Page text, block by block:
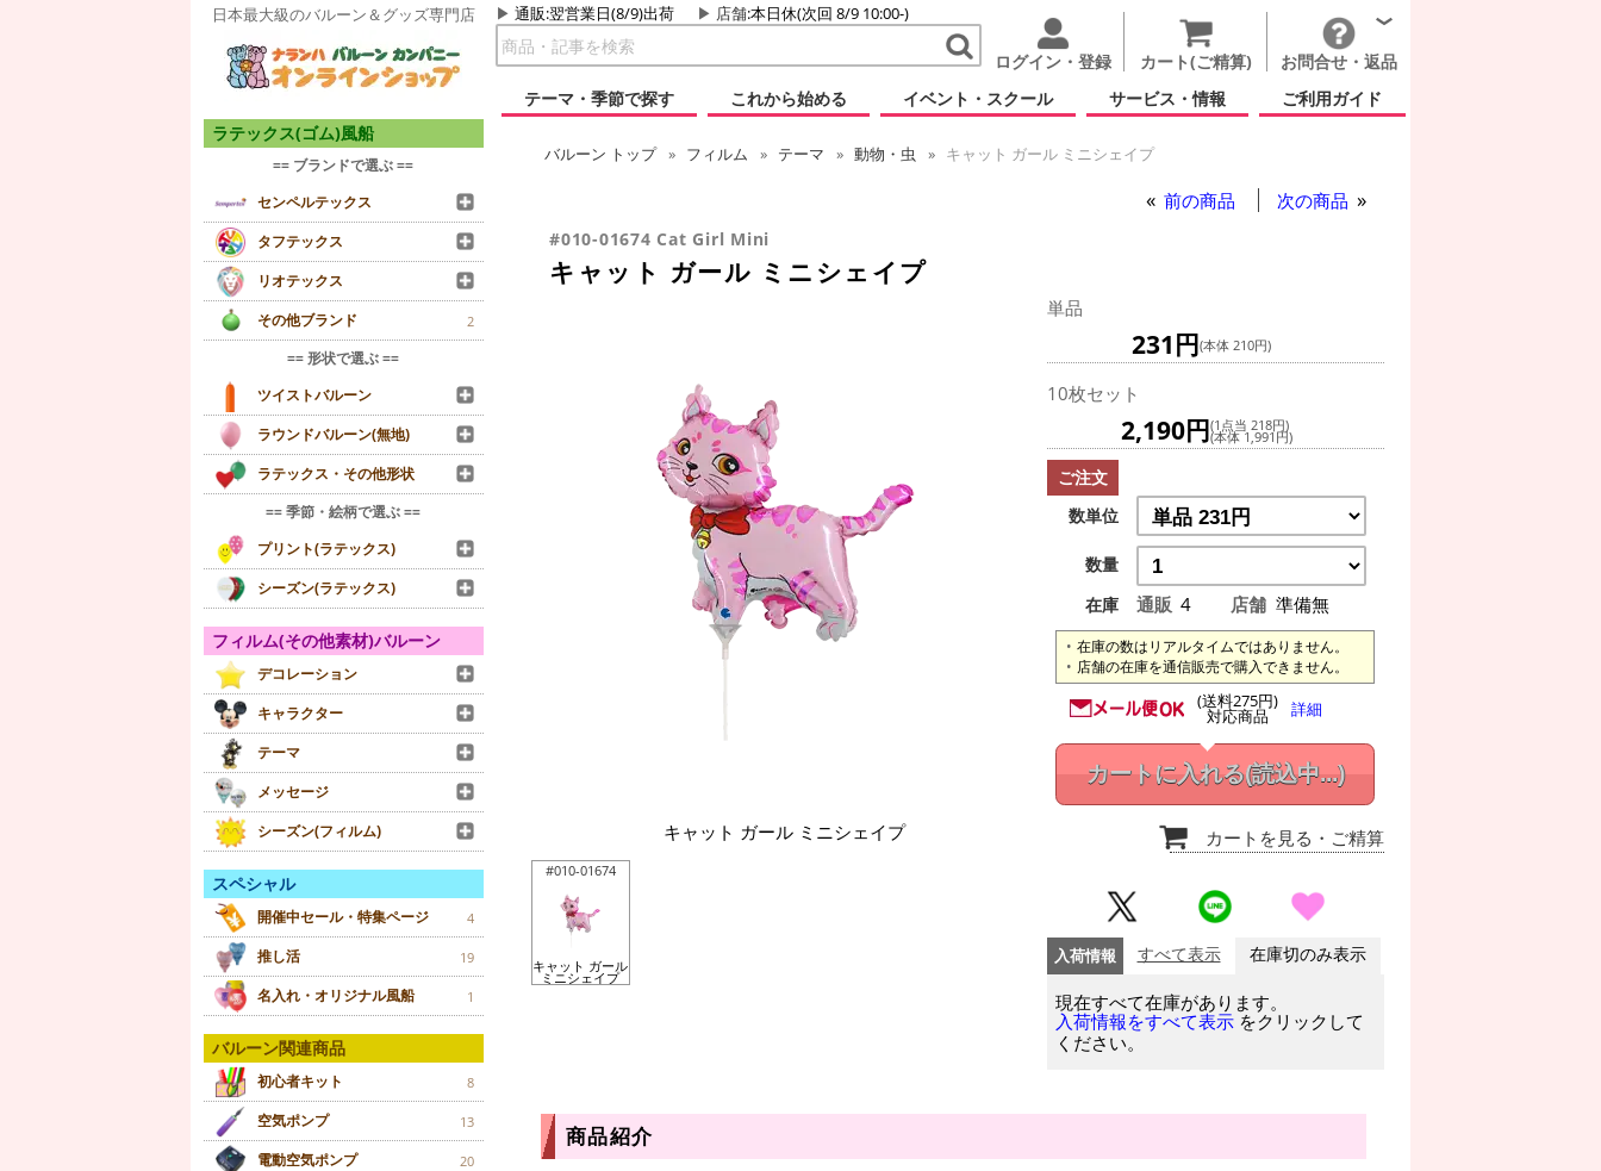
日本最大級のバルーン＆グッズ専門店 通販:翌営業日(8/9)出荷 店舗:本日休(次回 8/9 10:00-)
ログイン・登録 カート(ご精算)
お問合せ・返品
テーマ・季節で探す
これから始める イベント・スクール サービス・情報 ご利用ガイド
ラテックス(ゴム)風船
== ブランドで選ぶ ==
センペルテックス
タフテックス
リオテックス
その他ブランド
2
== 形状で選ぶ ==
ツイストバルーン
ラウンドバルーン(無地)
ラテックス・その他形状
== 季節・絵柄で選ぶ ==
プリント(ラテックス)
シーズン(ラテックス)
フィルム(その他素材)バルーン
デコレーション
キャラクター
テーマ
メッセージ
シーズン(フィルム)
スペシャル
開催中セール・特集ページ 4
推し活 19
名入れ・オリジナル風船 1
バルーン関連商品
初心者キット 8
空気ポンプ 13
電動空気ポンプ 20
バルーン トップ フィルム テーマ 動物・虫 キャット ガール ミニシェイプ
前の商品 次の商品
#010-01674 Cat Girl Mini
キャット ガール ミニシェイプ
キャット ガール ミニシェイプ
#010-01674
キャット ガール
ミニシェイプ
単品
231円(本体 210円)
10枚セット
2,190円(1点当 218円)
(本体 1,991円)
ご注文
数単位
数量
在庫
通販 4 店舗 準備無
在庫の数はリアルタイムではありません。
店舗の在庫を通信販売で購入できません。
(送料275円)
対応商品 詳細
カートに入れる(読込中...)
カートを見る ・ご精算
入荷情報 すべて表示 在庫切のみ表示
現在すべて在庫があります。
入荷情報をすべて表示 をクリックして
ください。
商品紹介